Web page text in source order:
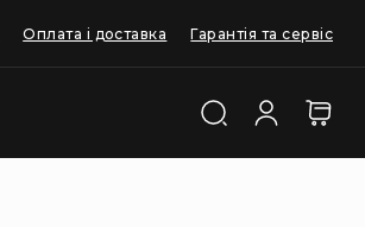
Оплата і доставка Гарантія та сервіс